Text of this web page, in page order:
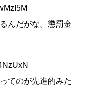
んだがな。懲罰金
てのが先進的みた